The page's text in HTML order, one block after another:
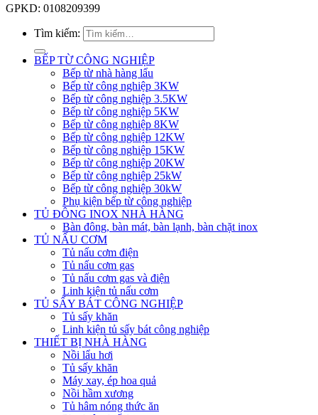
GPKD: 0108209399
Tìm kiếm:
BẾP TỪ CÔNG NGHIỆP
Bếp từ nhà hàng lẩu
Bếp từ công nghiệp 3KW
Bếp từ công nghiệp 3.5KW
Bếp từ công nghiệp 5KW
Bếp từ công nghiệp 8KW
Bếp từ công nghiệp 12KW
Bếp từ công nghiệp 15KW
Bếp từ công nghiệp 20KW
Bếp từ công nghiệp 25kW
Bếp từ công nghiệp 30kW
Phụ kiện bếp từ công nghiệp
TỦ ĐÔNG INOX NHÀ HÀNG
Bàn đông, bàn mát, bàn lạnh, bàn chặt inox
TỦ NẤU CƠM
Tủ nấu cơm điện
Tủ nấu cơm gas
Tủ nấu cơm gas và điện
Linh kiện tủ nấu cơm
TỦ SẤY BÁT CÔNG NGHIỆP
Tủ sấy khăn
Linh kiện tủ sấy bát công nghiệp
THIẾT BỊ NHÀ HÀNG
Nồi lẩu hơi
Tủ sấy khăn
Máy xay, ép hoa quả
Nồi hầm xương
Tủ hâm nóng thức ăn